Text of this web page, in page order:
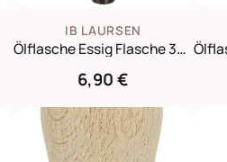
IB LAURSEN
Ölflasche Essig Flasche 390 ml
6,90 €